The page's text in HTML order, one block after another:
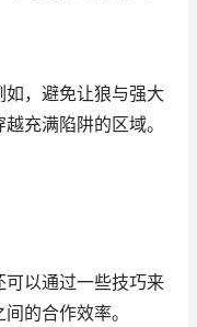
，避免让狼与强大
充满陷阱的区域。
以通过一些技巧来
的合作效率。